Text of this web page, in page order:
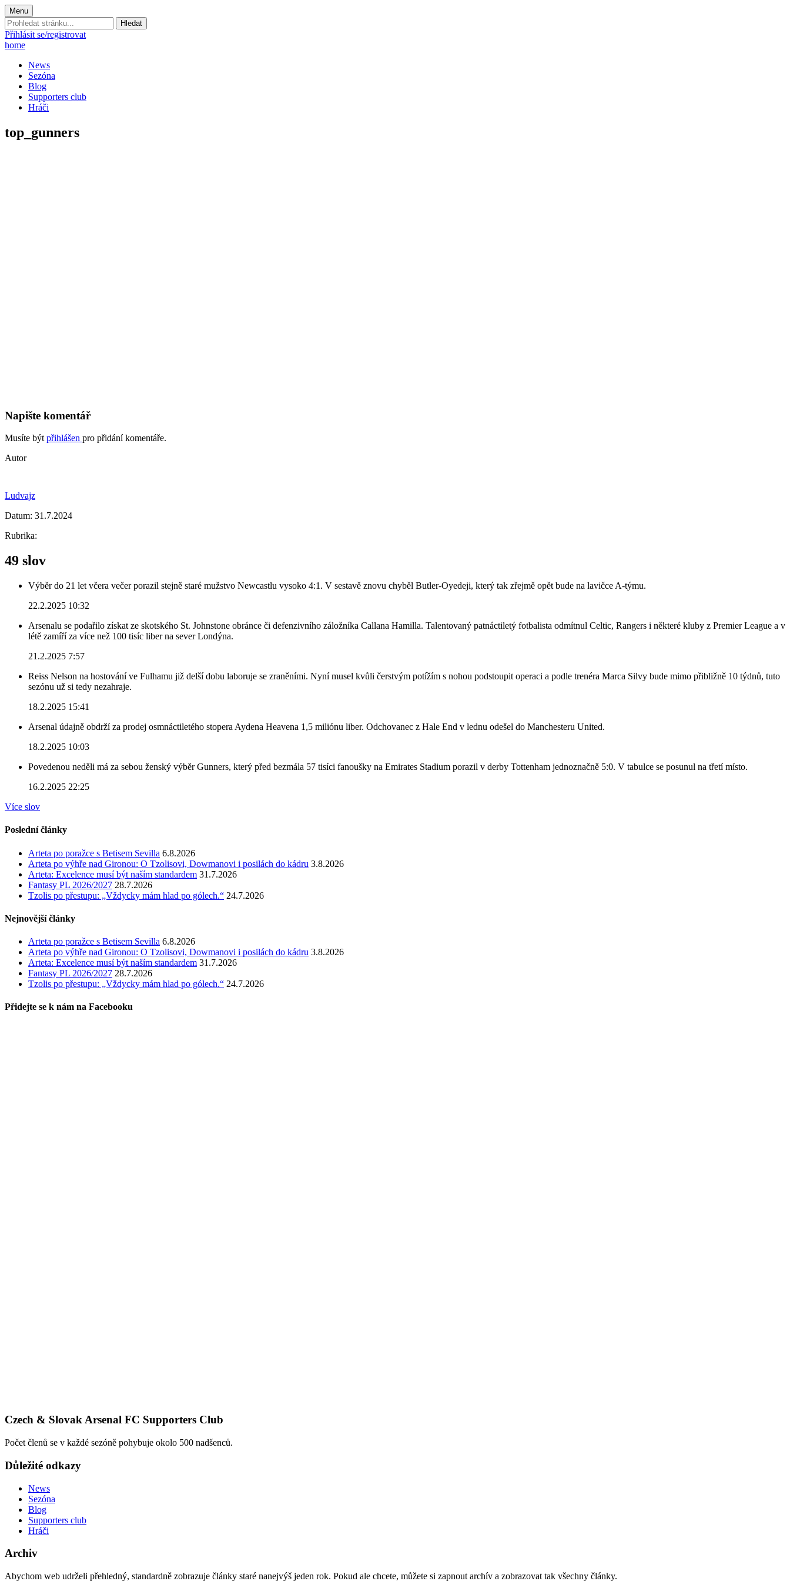
Menu
Prohledat
stránku:
Přihlásit se/registrovat
home
News
Sezóna
Blog
Supporters club
Hráči
top_gunners
Napište komentář
Musíte být přihlášen pro přidání komentáře.
Autor
Ludvajz
Datum: 31.7.2024
Rubrika:
49 slov
Výběr do 21 let včera večer porazil stejně staré mužstvo Newcastlu vysoko 4:1. V sestavě znovu chyběl Butler-Oyedeji, který tak zřejmě opět bude na lavičce A-týmu.
22.2.2025 10:32
Arsenalu se podařilo získat ze skotského St. Johnstone obránce či defenzivního záložníka Callana Hamilla. Talentovaný patnáctiletý fotbalista odmítnul Celtic, Rangers i některé kluby z Premier League a v
létě zamíří za více než 100 tisíc liber na sever Londýna.
21.2.2025 7:57
Reiss Nelson na hostování ve Fulhamu již delší dobu laboruje se zraněními. Nyní musel kvůli čerstvým potížím s nohou podstoupit operaci a podle trenéra Marca Silvy bude mimo přibližně 10 týdnů, tuto
sezónu už si tedy nezahraje.
18.2.2025 15:41
Arsenal údajně obdrží za prodej osmnáctiletého stopera Aydena Heavena 1,5 miliónu liber. Odchovanec z Hale End v lednu odešel do Manchesteru United.
18.2.2025 10:03
Povedenou neděli má za sebou ženský výběr Gunners, který před bezmála 57 tisíci fanoušky na Emirates Stadium porazil v derby Tottenham jednoznačně 5:0. V tabulce se posunul na třetí místo.
16.2.2025 22:25
Více slov
Poslední články
Arteta po poražce s Betisem Sevilla 6.8.2026
Arteta po výhře nad Gironou: O Tzolisovi, Dowmanovi i posilách do kádru 3.8.2026
Arteta: Excelence musí být naším standardem 31.7.2026
Fantasy PL 2026/2027 28.7.2026
Tzolis po přestupu: „Vždycky mám hlad po gólech.“ 24.7.2026
Nejnovější články
Arteta po poražce s Betisem Sevilla 6.8.2026
Arteta po výhře nad Gironou: O Tzolisovi, Dowmanovi i posilách do kádru 3.8.2026
Arteta: Excelence musí být naším standardem 31.7.2026
Fantasy PL 2026/2027 28.7.2026
Tzolis po přestupu: „Vždycky mám hlad po gólech.“ 24.7.2026
Přidejte se k nám na Facebooku
Czech & Slovak Arsenal FC Supporters Club
Počet členů se v každé sezóně pohybuje okolo 500 nadšenců.
Důležité odkazy
News
Sezóna
Blog
Supporters club
Hráči
Archiv
Abychom web udrželi přehledný, standardně zobrazuje články staré nanejvýš jeden rok. Pokud ale chcete, můžete si zapnout archív a zobrazovat tak všechny články.